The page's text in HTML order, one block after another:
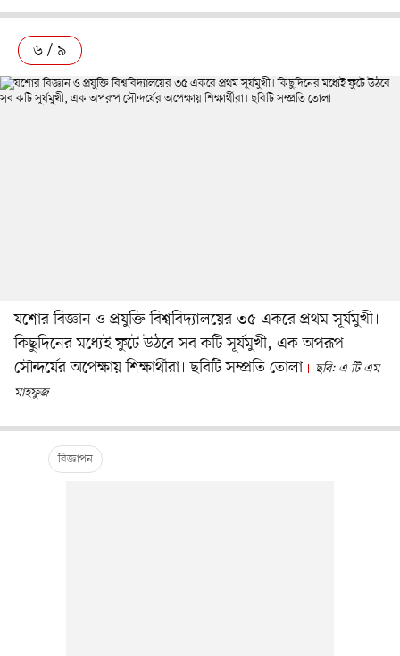
৬ / ৯
যশোর বিজ্ঞান ও প্রযুক্তি বিশ্ববিদ্যালয়ের ৩৫ একরে প্রথম সূর্যমুখী।
কিছুদিনের মধ্যেই ফুটে উঠবে সব কটি সূর্যমুখী, এক অপরূপ
সৌন্দর্যের অপেক্ষায় শিক্ষার্থীরা। ছবিটি সম্প্রতি তোলা
ছবি: এ টি এম
মাহফুজ